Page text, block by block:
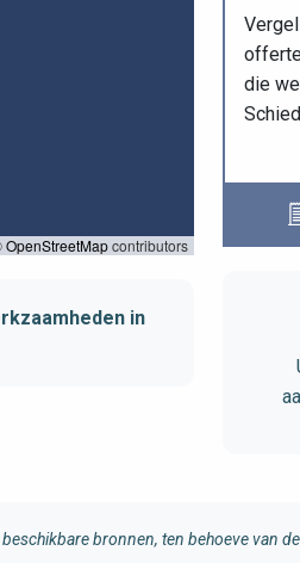
OpenStreetMapcontributors
in
die
bronnen, ten behoeve van